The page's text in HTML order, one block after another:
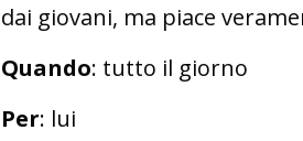
dai giovani, ma piace
Quando: tutto il giorno
Per: lui